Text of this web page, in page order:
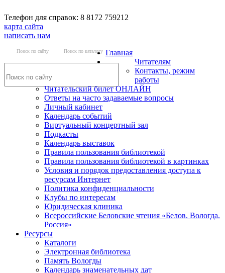
Телефон для справок: 8 8172 759212
карта сайта
написать нам
Поиск по сайту Поиск по каталогу Главная
Читателям
Контакты, режим
работы
Читательский билет ОНЛАЙН
Ответы на часто задаваемые вопросы
Личный кабинет
Календарь событий
Виртуальный концертный зал
Подкасты
Календарь выставок
Правила пользования библиотекой
Правила пользования библиотекой в картинках
Условия и порядок предоставления доступа к
ресурсам Интернет
Политика конфиденциальности
Клубы по интересам
Юридическая клиника
Всероссийские Беловские чтения «Белов. Вологда.
Россия»
Ресурсы
Каталоги
Электронная библиотека
Память Вологды
Календарь знаменательных дат